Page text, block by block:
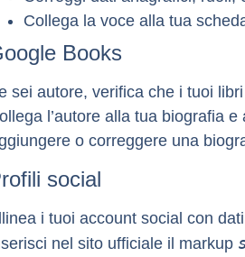
Collega la voce alla tua
Books
sei autore, verifica che i tuoi
l’autore alla tua biografia
o correggere una
social
i tuoi account social con
nel sito ufficiale il markup